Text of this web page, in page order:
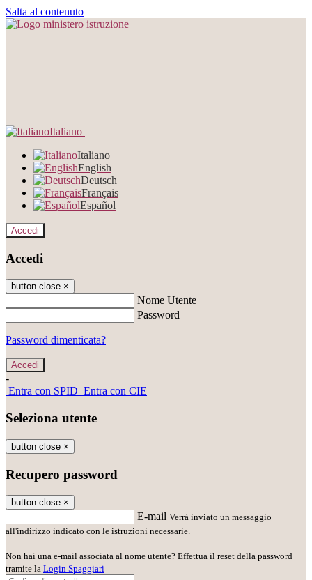
Salta al contenuto
Italiano
Italiano
English
Deutsch
Français
Español
Accedi
Accedi
button close ×
Nome Utente
Password
Password dimenticata?
-
Entra con SPID Entra con CIE
Seleziona utente
button close ×
Recupero password
button close ×
E-mail Verrà inviato un messaggio
all'indirizzo indicato con le istruzioni necessarie.
Non hai una e-mail associata al nome utente? Effettua il reset della password
tramite la Login Spaggiari